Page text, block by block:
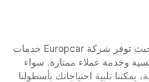
مرحبًا بك في مدينة Lingen (Ems)، حيث توفر شركة Europcar خدمات
وخدمة عملاء ممتازة. سواء
تلبية احتياجاتك بأسطولنا